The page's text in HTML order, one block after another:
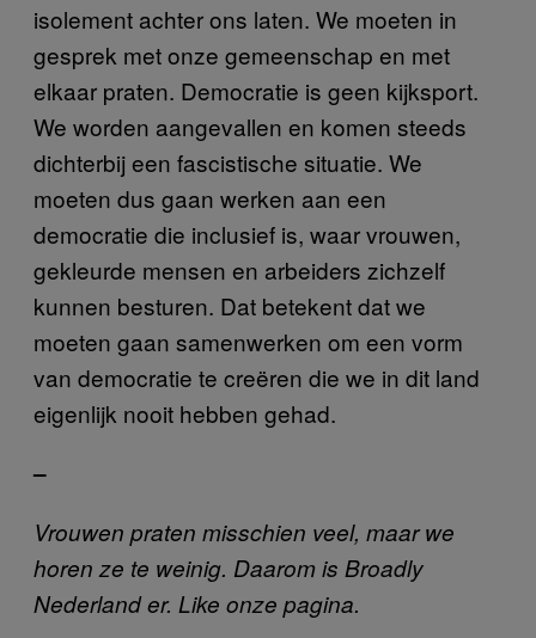
isolement achter ons laten. We moeten in
gesprek met onze gemeenschap en met
elkaar praten. Democratie is geen kijksport.
We worden aangevallen en komen steeds
dichterbij een fascistische situatie. We
moeten dus gaan werken aan een
democratie die inclusief is, waar vrouwen,
gekleurde mensen en arbeiders zichzelf
kunnen besturen. Dat betekent dat we
moeten gaan samenwerken om een vorm
van democratie te creëren die we in dit land
eigenlijk nooit hebben gehad.
–
Vrouwen praten misschien veel, maar we
horen ze te weinig. Daarom is Broadly
Nederland er. Like onze pagina.